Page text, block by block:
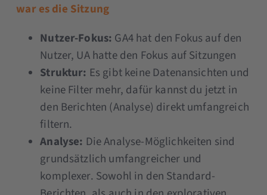
war es die Sitzung
Nutzer-Fokus: GA4 hat den Fokus auf den
Nutzer, UA hatte den Fokus auf Sitzungen
Struktur: Es gibt keine Datenansichten und
keine Filter mehr, dafür kannst du jetzt in
den Berichten (Analyse) direkt umfangreich
filtern.
Analyse: Die Analyse-Möglichkeiten sind
grundsätzlich umfangreicher und
komplexer. Sowohl in den Standard-